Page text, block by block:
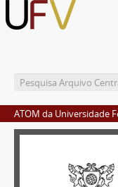
ATOM da Universidade